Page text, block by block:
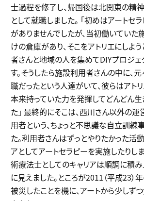
士過程を修了し、帰国後は北関東の精
として就職しました。 「初めはアートセ
がありませんでしたが、当初働いていた
けの倉庫があり、そこをアトリエにしよ
者さんと地域の人を集めてDIYプロジェ
す。そうしたら施設利用者さんの中に、元
職だったという人達がいて、彼らはアトリ
本来持っていた力を発揮してどんどん生
た」 最終的にそこは、西川さん以外の
用者という、ちょっと不思議な自立訓練
た。利用者さんはずっとやりたかった活
アとしてアートセラピーを実施したりしま
術療法士としてのキャリアは順調に積み
に見えました。ところが2011（平成23）
被災したことを機に、アートから少しず